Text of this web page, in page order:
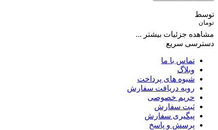
توسط
تومان
مشاهده جزئیات بیشتر ...
دسترسی سریع
تماس با ما
وبلاگ
شیوه های پرداخت
رویه دریافت سفارش
حریم خصوصی
ثبت سفارش
پیگیری سفارش
پرسش و پاسخ